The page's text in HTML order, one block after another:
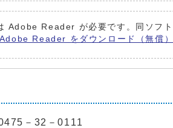
Adobe Reader が必要です。同ソフ
Reader をダウンロード（無償）
－32－0111